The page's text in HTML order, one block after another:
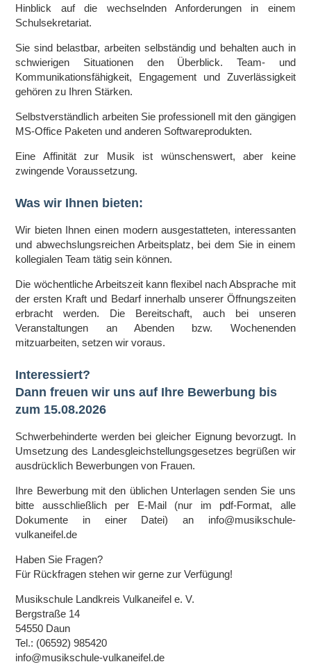
Hinblick auf die wechselnden Anforderungen in einem
Schulsekretariat.
Sie sind belastbar, arbeiten selbständig und behalten auch in
schwierigen Situationen den Überblick. Team- und
Kommunikationsfähigkeit, Engagement und Zuverlässigkeit
gehören zu Ihren Stärken.
Selbstverständlich arbeiten Sie professionell mit den gängigen
MS-Office Paketen und anderen Softwareprodukten.
Eine Affinität zur Musik ist wünschenswert, aber keine
zwingende Voraussetzung.
Was wir Ihnen bieten:
Wir bieten Ihnen einen modern ausgestatteten, interessanten
und abwechslungsreichen Arbeitsplatz, bei dem Sie in einem
kollegialen Team tätig sein können.
Die wöchentliche Arbeitszeit kann flexibel nach Absprache mit
der ersten Kraft und Bedarf innerhalb unserer Öffnungszeiten
erbracht werden. Die Bereitschaft, auch bei unseren
Veranstaltungen an Abenden bzw. Wochenenden
mitzuarbeiten, setzen wir voraus.
Interessiert?
Dann freuen wir uns auf Ihre Bewerbung bis
zum 15.08.2026
Schwerbehinderte werden bei gleicher Eignung bevorzugt. In
Umsetzung des Landesgleichstellungsgesetzes begrüßen wir
ausdrücklich Bewerbungen von Frauen.
Ihre Bewerbung mit den üblichen Unterlagen senden Sie uns
bitte ausschließlich per E-Mail (nur im pdf-Format, alle
Dokumente in einer Datei) an info@musikschule-
vulkaneifel.de
Haben Sie Fragen?
Für Rückfragen stehen wir gerne zur Verfügung!
Musikschule Landkreis Vulkaneifel e. V.
Bergstraße 14
54550 Daun
Tel.: (06592) 985420
info@musikschule-vulkaneifel.de